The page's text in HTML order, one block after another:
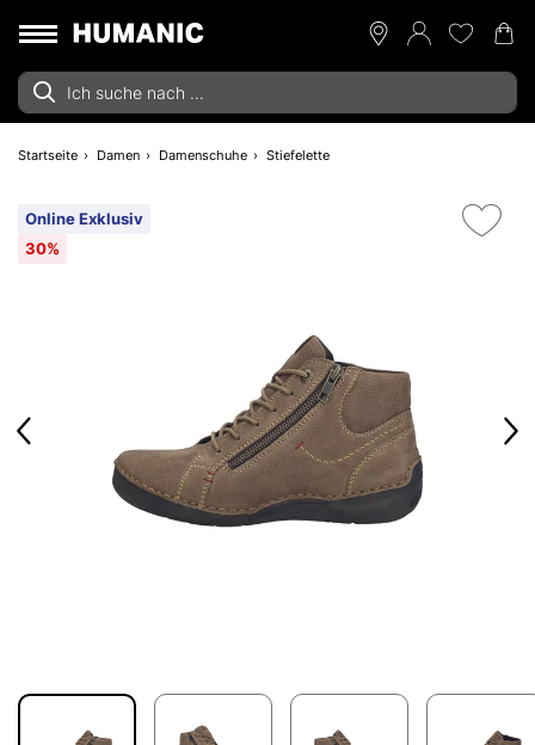
Startseite Damen Damenschuhe Stiefelette
Online Exklusiv
30%